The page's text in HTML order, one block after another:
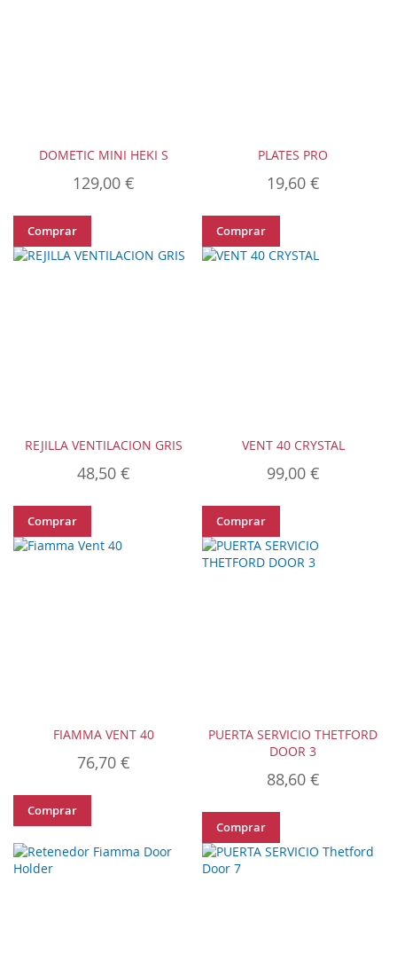
DOMETIC MINI HEKI S
129,00 €
Comprar
PLATES PRO
19,60 €
Comprar
REJILLA VENTILACION GRIS
48,50 €
Comprar
VENT 40 CRYSTAL
99,00 €
Comprar
FIAMMA VENT 40
76,70 €
Comprar
PUERTA SERVICIO THETFORD
DOOR 3
88,60 €
Comprar